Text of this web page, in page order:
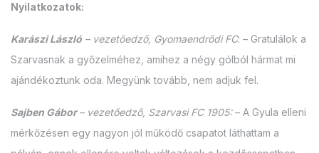
Nyilatkozatok:
Karászi László – vezetőedző, Gyomaendrődi FC: – Gratulálok a
Szarvasnak a győzelméhez, amihez a négy gólból hármat mi
ajándékoztunk oda. Megyünk tovább, nem adjuk fel.
Sajben Gábor– vezetőedző, Szarvasi FC 1905:– A Gyula elleni
mérkőzésen egy nagyon jól működő csapatot láthattam a